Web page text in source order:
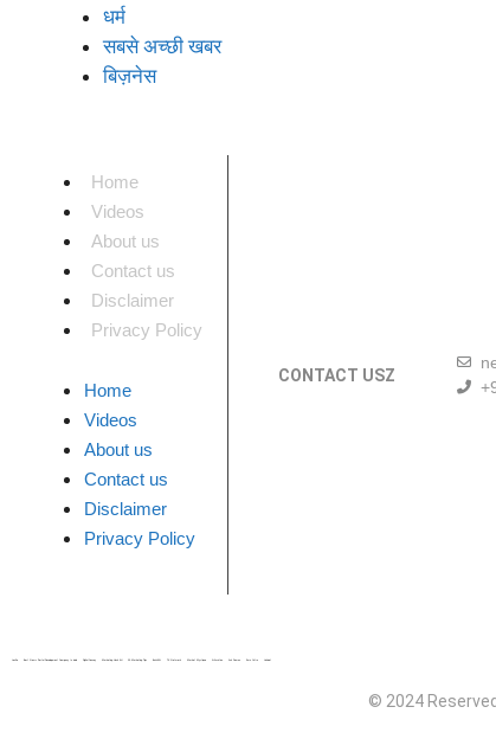
धर्म
सबसे अच्छी खबर
बिज़नेस
Home
Videos
About us
Contact us
Disclaimer
Privacy Policy
Home
Videos
About us
Contact us
Disclaimer
Privacy Policy
CONTACT USZ
© 2024